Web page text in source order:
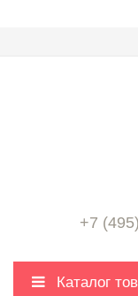
+7
Каталог